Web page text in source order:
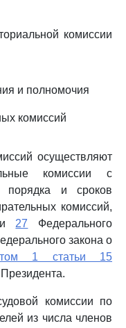
комиссии
и полномочия
комиссий
осуществляют
комиссии с
порядка и сроков
комиссий,
27 Федерального
закона о
1 статьи 15
комиссии по
из числа членов